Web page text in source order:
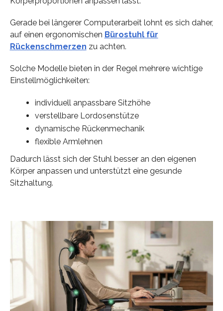
Gerade bei längerer Computerarbeit lohnt es sich daher,
auf einen ergonomischen Bürostuhl für
Rückenschmerzen zu achten.
Solche Modelle bieten in der Regel mehrere wichtige
Einstellmöglichkeiten:
individuell anpassbare Sitzhöhe
verstellbare Lordosenstütze
dynamische Rückenmechanik
flexible Armlehnen
Dadurch lässt sich der Stuhl besser an den eigenen
Körper anpassen und unterstützt eine gesunde
Sitzhaltung.